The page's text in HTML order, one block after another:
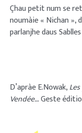
Çhau petit num se
noumàie « Nichan »,
parlanjhe daus
D’apràe E.Nowak,
Vendée…Geste